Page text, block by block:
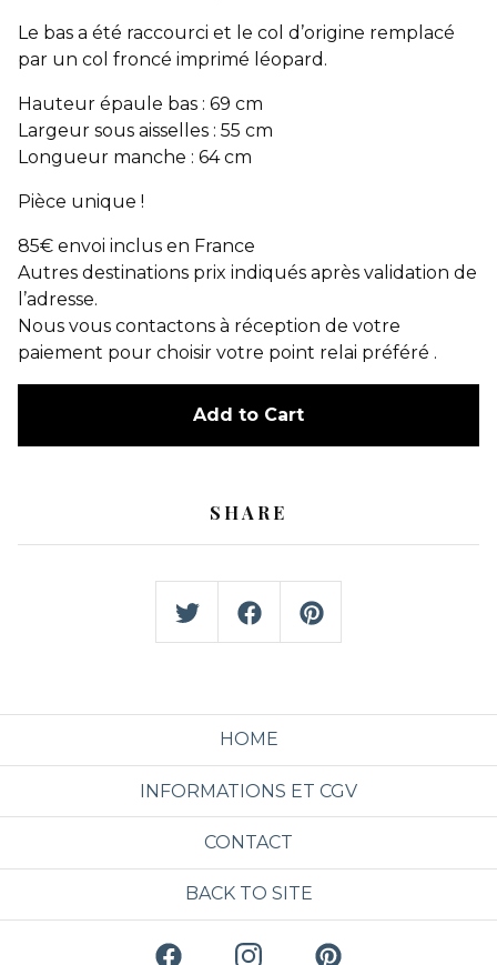
Le bas a été raccourci et le col d’origine remplacé
par un col froncé imprimé léopard.
Hauteur épaule bas : 69 cm
Largeur sous aisselles : 55 cm
Longueur manche : 64 cm
Pièce unique !
85€ envoi inclus en France
Autres destinations prix indiqués après validation de
l’adresse.
Nous vous contactons à réception de votre
paiement pour choisir votre point relai préféré .
Add to Cart
SHARE
HOME
INFORMATIONS ET CGV
CONTACT
BACK TO SITE